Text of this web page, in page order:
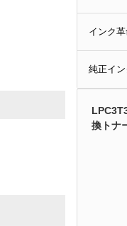
インク
純正イ
換トナ